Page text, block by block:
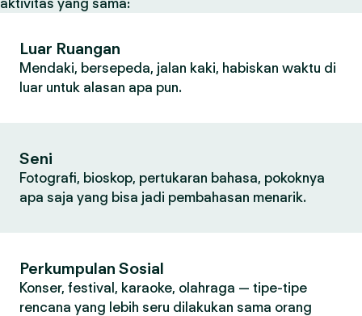
aktivitas yang sama:
Luar Ruangan
Mendaki, bersepeda, jalan kaki, habiskan waktu di
luar untuk alasan apa pun.
Seni
Fotografi, bioskop, pertukaran bahasa, pokoknya
apa saja yang bisa jadi pembahasan menarik.
Perkumpulan Sosial
Konser, festival, karaoke, olahraga — tipe-tipe
rencana yang lebih seru dilakukan sama orang